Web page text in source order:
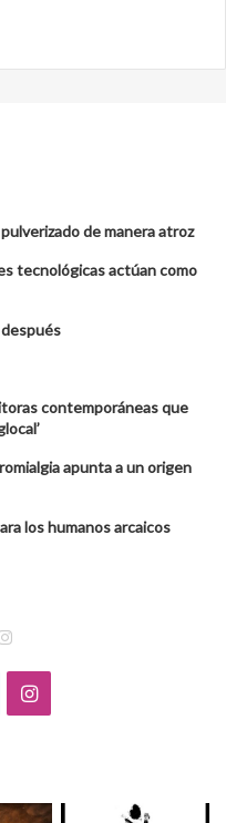
de manera atroz
tecnológicas actúan como
contemporáneas que
apunta a un origen
los humanos arcaicos
Instagram
Instagram